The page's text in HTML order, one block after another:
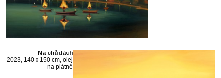
Na chůdách
2023, 140 x 150 cm, olej
na plátně